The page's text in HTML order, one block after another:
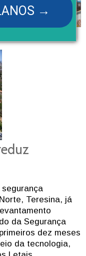
→
Teresina, já
da Segurança
dez meses
da tecnologia,